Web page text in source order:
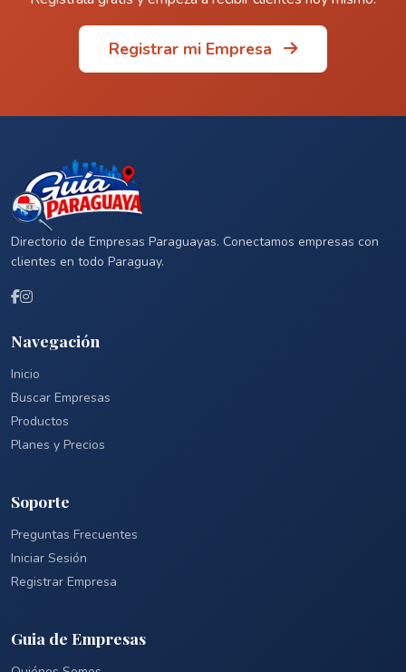
Registrar mi Empresa
Directorio de Empresas Paraguayas. Conectamos empresas con
clientes en todo Paraguay.
Navegación
Inicio
Buscar Empresas
Productos
Planes y Precios
Soporte
Preguntas Frecuentes
Iniciar Sesión
Registrar Empresa
Guia de Empresas